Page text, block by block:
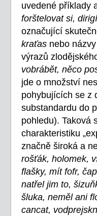
uvedené příklady
forštelovat si,
označující
kraťas nebo
výrazů
vobrábět, něco
jde o množství
pohybujících se z
substandardu do
pohledu). Taková
charakteristiku
značně široká a
rošťák, holomek,
flašky, mít fofr,
natřel jim to,
šluka, neměl ani
cancat,